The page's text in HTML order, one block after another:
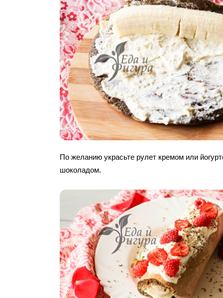
По желанию украсьте рулет кремом или
шоколадом.